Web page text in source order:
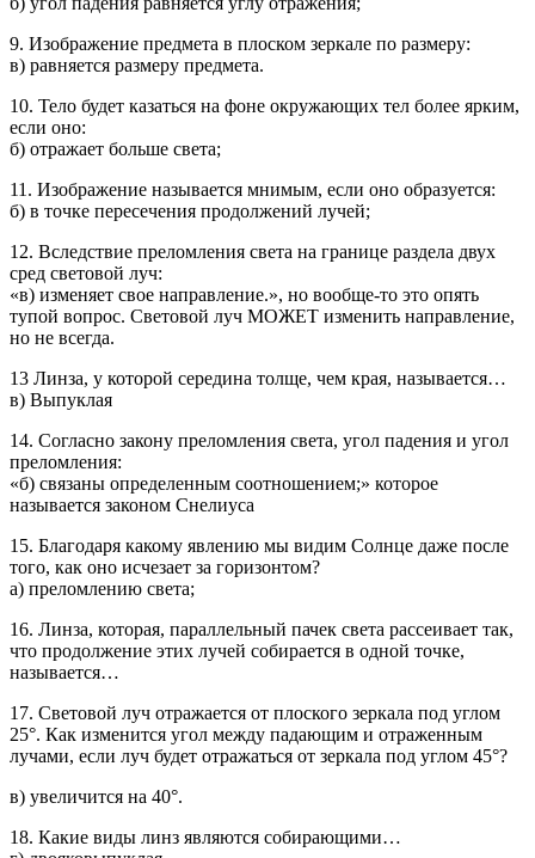
9. Изображение предмета в плоском зеркале по размеру:
в) равняется размеру предмета.
10. Тело будет казаться на фоне окружающих тел более ярким,
если оно:
б) отражает больше света;
11. Изображение называется мнимым, если оно образуется:
б) в точке пересечения продолжений лучей;
12. Вследствие преломления света на границе раздела двух
сред световой луч:
«в) изменяет свое направление.», но вообще-то это опять
тупой вопрос. Световой луч МОЖЕТ изменить направление,
но не всегда.
13 Линза, у которой середина толще, чем края, называется…
в) Выпуклая
14. Согласно закону преломления света, угол падения и угол
преломления:
«б) связаны определенным соотношением;» которое
называется законом Снелиуса
15. Благодаря какому явлению мы видим Солнце даже после
того, как оно исчезает за горизонтом?
а) преломлению света;
16. Линза, которая, параллельный пачек света рассеивает так,
что продолжение этих лучей собирается в одной точке,
называется…
17. Световой луч отражается от плоского зеркала под углом
25°. Как изменится угол между падающим и отраженным
лучами, если луч будет отражаться от зеркала под углом 45°?
в) увеличится на 40°.
18. Какие виды линз являются собирающими…